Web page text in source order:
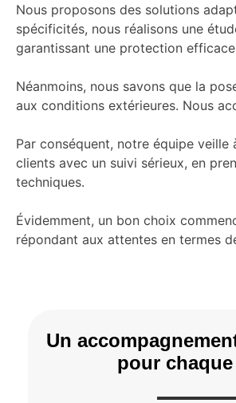
Nous proposons des solutions
spécificités, nous réalisons une
garantissant une protection
Néanmoins, nous savons que la
aux conditions extérieures. Nous
Par conséquent, notre équipe veille
clients avec un suivi sérieux, en
techniques.
Évidemment, un bon choix
répondant aux attentes en termes
Un
pour